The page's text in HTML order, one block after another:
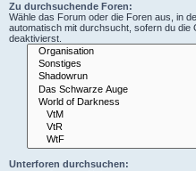
Zu durchsuchende Foren:
Wähle das Forum oder die Foren aus, in
automatisch mit durchsucht, sofern du die
deaktivierst.
Unterforen durchsuchen: